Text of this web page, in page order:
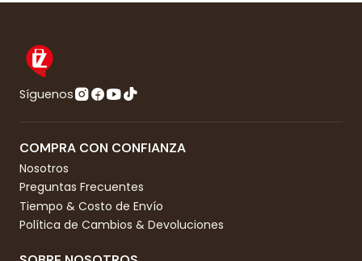
Síguenos
COMPRA CON CONFIANZA
Nosotros
Preguntas Frecuentes
Tiempo & Costo de Envío
Política de Cambios & Devoluciones